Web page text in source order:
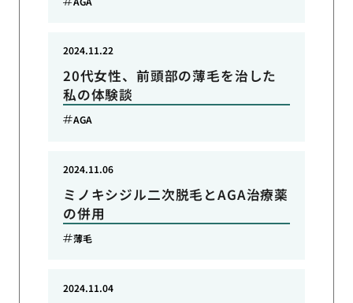
20代女性、前頭部の薄毛を治した
私の体験談
2024.11.22
AGA
ミノキシジル二次脱毛とAGA治療薬
の併用
2024.11.06
薄毛
2024.11.04